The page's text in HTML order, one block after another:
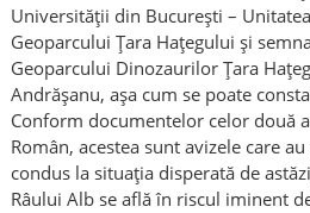
Universității din București –
Geoparcului Țara Hațegului și
Geoparcului Dinozaurilor Țara
Andrășanu, așa cum se poate
Conform documentelor celor două
Român, acestea sunt avizele care
condus la situația disperată de
Râului Alb se află în riscul iminent